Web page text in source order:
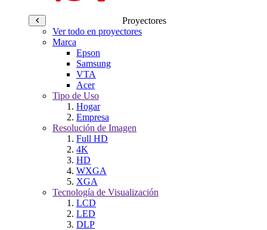
Proyectores
Ver todo en proyectores
Marca
Epson
Samsung
VTA
Acer
Tipo de Uso
Hogar
Empresa
Resolución de Imagen
Full HD
4K
HD
WXGA
XGA
Tecnología de Visualización
LCD
LED
DLP